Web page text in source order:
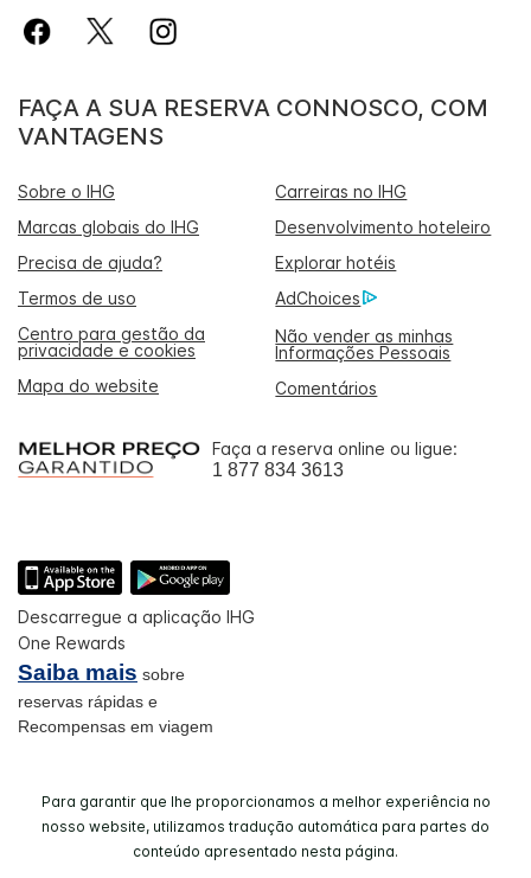
FAÇA A SUA RESERVA CONNOSCO, COM
VANTAGENS
Sobre o IHG
Carreiras no IHG
Marcas globais do IHG
Desenvolvimento hoteleiro
Precisa de ajuda?
Explorar hotéis
Termos de uso
AdChoices
Centro para gestão da
privacidade e cookies
Não vender as minhas
Informações Pessoais
Mapa do website
Comentários
Faça a reserva online ou ligue:
1 877 834 3613
Descarregue a aplicação IHG
One Rewards
Saiba mais sobre
reservas rápidas e
Recompensas em viagem
Para garantir que lhe proporcionamos a melhor experiência no
nosso website, utilizamos tradução automática para partes do
conteúdo apresentado nesta página.